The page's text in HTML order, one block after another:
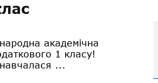
академічна
1 класу!
...